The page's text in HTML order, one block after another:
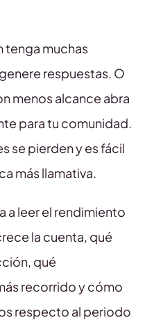
tenga muchas
respuestas. O
menos alcance abra
para tu comunidad.
se pierden y es fácil
más llamativa.
a leer el rendimiento
la cuenta, qué
qué
recorrido y cómo
respecto al periodo